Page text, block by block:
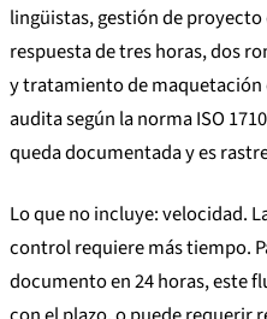
lingüistas, gestión de
respuesta de tres horas, dos
y tratamiento de maquetación
audita según la norma ISO
queda documentada y es
Lo que no incluye: velocidad.
control requiere más tiempo.
documento en 24 horas, este